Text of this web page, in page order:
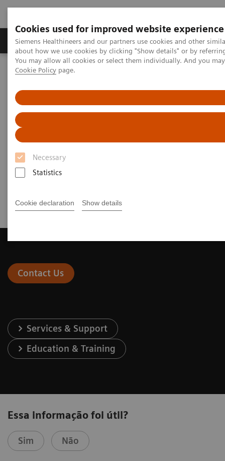
Cookies used for improved website experience
Siemens Healthineers and our partners use cookies and other
about how we use cookies by clicking "Show details" or by
You may allow all cookies or select them individually. And you
Cookie Policy page.
Necessary
Statistics
Cookie declaration Show details
Produtos e serviços Especialidades Clínicas e
Siemens Healthineers Brasil
Automação Laboratorial: Estudos de Casos
Video: Australian Clinical Labs
Video: Australian Clinical Labs
Contact Us
Services & Support
Education & Training
Essa informação foi útil?
Sim Não